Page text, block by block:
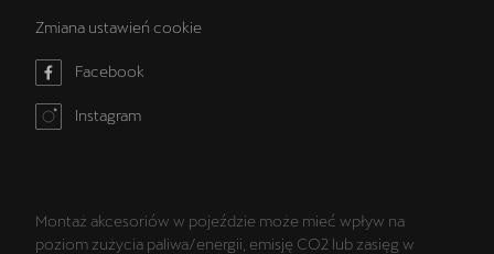
Zmiana ustawień cookie
Facebook
Instagram
Montaż akcesoriów w pojeździe może mieć wpływ na
poziom zużycia paliwa/energii, emisję CO2 lub zasięg w